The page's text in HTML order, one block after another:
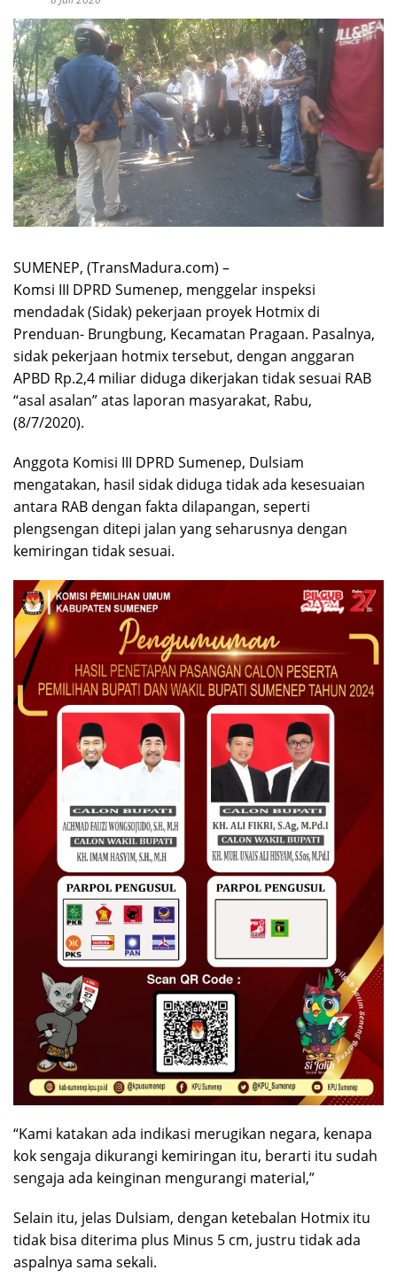
SUMENEP, (TransMadura.com) –
Komsi III DPRD Sumenep, menggelar inspeksi
mendadak (Sidak) pekerjaan proyek Hotmix di
Prenduan- Brungbung, Kecamatan Pragaan. Pasalnya,
sidak pekerjaan hotmix tersebut, dengan anggaran
APBD Rp.2,4 miliar diduga dikerjakan tidak sesuai RAB
“asal asalan” atas laporan masyarakat, Rabu,
(8/7/2020).
Anggota Komisi III DPRD Sumenep, Dulsiam
mengatakan, hasil sidak diduga tidak ada kesesuaian
antara RAB dengan fakta dilapangan, seperti
plengsengan ditepi jalan yang seharusnya dengan
kemiringan tidak sesuai.
“Kami katakan ada indikasi merugikan negara, kenapa
kok sengaja dikurangi kemiringan itu, berarti itu sudah
sengaja ada keinginan mengurangi material,”
Selain itu, jelas Dulsiam, dengan ketebalan Hotmix itu
tidak bisa diterima plus Minus 5 cm, justru tidak ada
aspalnya sama sekali.